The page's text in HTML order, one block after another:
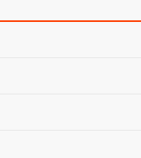
Tomohon